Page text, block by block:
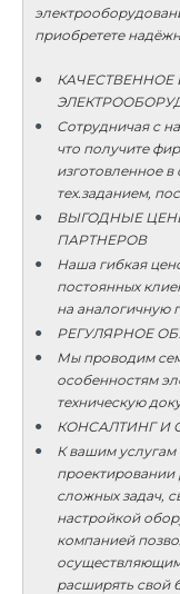
приобретете
Сотрудничая с
что получите
изготовленное в
тех.заданием,
ВЫГОДНЫЕ
ПАРТНЕРОВ
Наша гибкая
постоянных
на аналогичную
РЕГУЛЯРНОЕ
Мы проводим
особенностям
техническую
КОНСАЛТИНГ И
К вашим
проектировании
сложных задач,
настройкой
компанией
расширять свой